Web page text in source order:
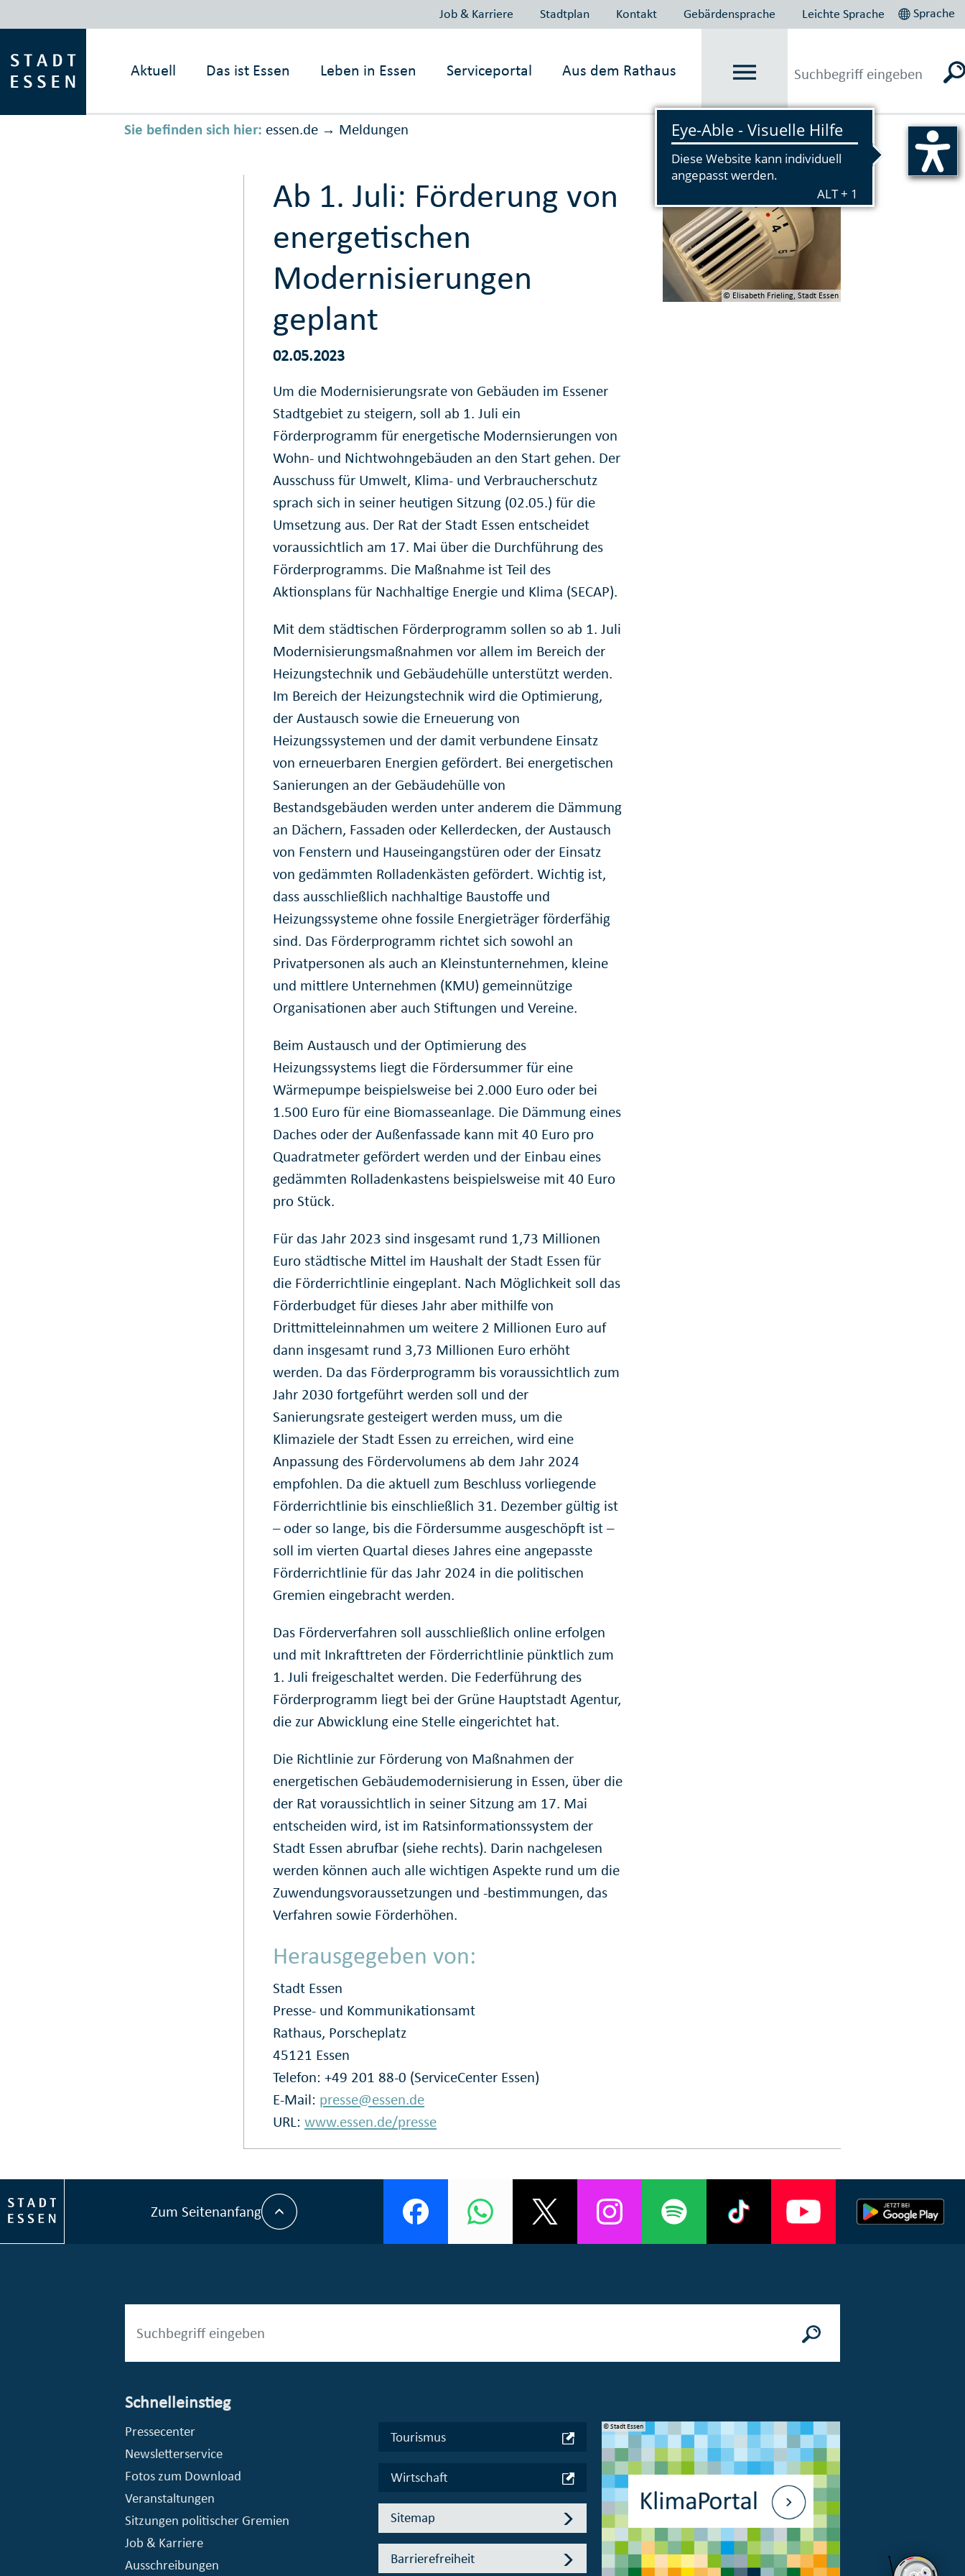
Job & Karriere Stadtplan Kontakt Gebärdensprache Leichte Sprache Sprache
Aktuell Das ist Essen Leben in Essen Serviceportal Aus dem Rathaus
Sie befinden sich hier: essen.de → Meldungen Vorlesen
Ab 1. Juli: Förderung von
energetischen
Modernisierungen
geplant
02.05.2023
Um die Modernisierungsrate von Gebäuden im Essener
Stadtgebiet zu steigern, soll ab 1. Juli ein
Förderprogramm für energetische Modernsierungen von
Wohn- und Nichtwohngebäuden an den Start gehen. Der
Ausschuss für Umwelt, Klima- und Verbraucherschutz
sprach sich in seiner heutigen Sitzung (02.05.) für die
Umsetzung aus. Der Rat der Stadt Essen entscheidet
voraussichtlich am 17. Mai über die Durchführung des
Förderprogramms. Die Maßnahme ist Teil des
Aktionsplans für Nachhaltige Energie und Klima (SECAP).
Mit dem städtischen Förderprogramm sollen so ab 1. Juli
Modernisierungsmaßnahmen vor allem im Bereich der
Heizungstechnik und Gebäudehülle unterstützt werden.
Im Bereich der Heizungstechnik wird die Optimierung,
der Austausch sowie die Erneuerung von
Heizungssystemen und der damit verbundene Einsatz
von erneuerbaren Energien gefördert. Bei energetischen
Sanierungen an der Gebäudehülle von
Bestandsgebäuden werden unter anderem die Dämmung
an Dächern, Fassaden oder Kellerdecken, der Austausch
von Fenstern und Hauseingangstüren oder der Einsatz
von gedämmten Rolladenkästen gefördert. Wichtig ist,
dass ausschließlich nachhaltige Baustoffe und
Heizungssysteme ohne fossile Energieträger förderfähig
sind. Das Förderprogramm richtet sich sowohl an
Privatpersonen als auch an Kleinstunternehmen, kleine
und mittlere Unternehmen (KMU) gemeinnützige
Organisationen aber auch Stiftungen und Vereine.
Beim Austausch und der Optimierung des
Heizungssystems liegt die Fördersummer für eine
Wärmepumpe beispielsweise bei 2.000 Euro oder bei
1.500 Euro für eine Biomasseanlage. Die Dämmung eines
Daches oder der Außenfassade kann mit 40 Euro pro
Quadratmeter gefördert werden und der Einbau eines
gedämmten Rolladenkastens beispielsweise mit 40 Euro
pro Stück.
Für das Jahr 2023 sind insgesamt rund 1,73 Millionen
Euro städtische Mittel im Haushalt der Stadt Essen für
die Förderrichtlinie eingeplant. Nach Möglichkeit soll das
Förderbudget für dieses Jahr aber mithilfe von
Drittmitteleinnahmen um weitere 2 Millionen Euro auf
dann insgesamt rund 3,73 Millionen Euro erhöht
werden. Da das Förderprogramm bis voraussichtlich zum
Jahr 2030 fortgeführt werden soll und der
Sanierungsrate gesteigert werden muss, um die
Klimaziele der Stadt Essen zu erreichen, wird eine
Anpassung des Fördervolumens ab dem Jahr 2024
empfohlen. Da die aktuell zum Beschluss vorliegende
Förderrichtlinie bis einschließlich 31. Dezember gültig ist
– oder so lange, bis die Fördersumme ausgeschöpft ist –
soll im vierten Quartal dieses Jahres eine angepasste
Förderrichtlinie für das Jahr 2024 in die politischen
Gremien eingebracht werden.
Das Förderverfahren soll ausschließlich online erfolgen
und mit Inkrafttreten der Förderrichtlinie pünktlich zum
1. Juli freigeschaltet werden. Die Federführung des
Förderprogramm liegt bei der Grüne Hauptstadt Agentur,
die zur Abwicklung eine Stelle eingerichtet hat.
Die Richtlinie zur Förderung von Maßnahmen der
energetischen Gebäudemodernisierung in Essen, über die
der Rat voraussichtlich in seiner Sitzung am 17. Mai
entscheiden wird, ist im Ratsinformationssystem der
Stadt Essen abrufbar (siehe rechts). Darin nachgelesen
werden können auch alle wichtigen Aspekte rund um die
Zuwendungsvoraussetzungen und -bestimmungen, das
Verfahren sowie Förderhöhen.
Herausgegeben von:
Stadt Essen
Presse- und Kommunikationsamt
Rathaus, Porscheplatz
45121 Essen
Telefon: +49 201 88-0 (ServiceCenter Essen)
E-Mail: presse@essen.de
URL:www.essen.de/presse
© Elisabeth Frieling, Stadt Essen
Zum Seitenanfang
Schnelleinstieg
Pressecenter
Newsletterservice
Fotos zum Download
Veranstaltungen
Sitzungen politischer Gremien
Job & Karriere
Ausschreibungen
Tourismus
Wirtschaft
Sitemap
Barrierefreiheit
© Stadt Essen, Presse- und Kommunikationsamt © Stadt Essen